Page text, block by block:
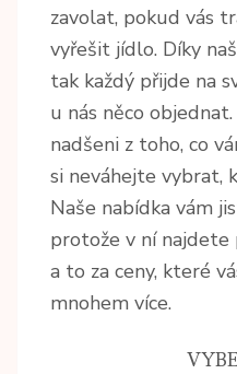
zavolat, pokud vás
vyřešit jídlo. Díky
tak každý přijde na
u nás něco
nadšeni z toho, co
si neváhejte vybrat,
Naše nabídka vám
protože v ní najdete
a to za ceny, které
mnohem více.